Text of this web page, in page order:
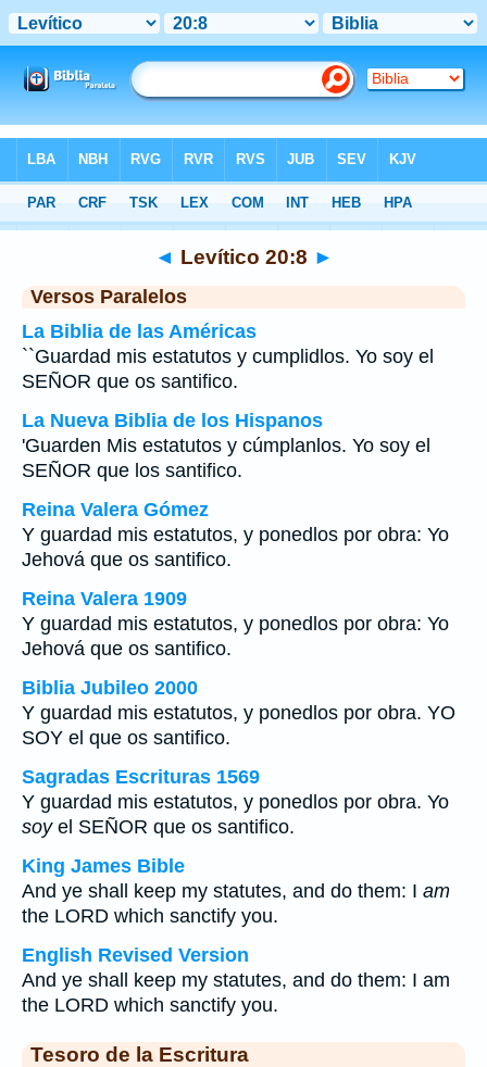
>Levítico Capítulo 20 > Verso 8
◄ Levítico 20:8 ►
Versos Paralelos
La Biblia de las Américas
``Guardad mis estatutos y cumplidlos. Yo soy el
SEÑOR que os santifico.
La Nueva Biblia de los Hispanos
'Guarden Mis estatutos y cúmplanlos. Yo soy el
SEÑOR que los santifico.
Reina Valera Gómez
Y guardad mis estatutos, y ponedlos por obra: Yo
Jehová que os santifico.
Reina Valera 1909
Y guardad mis estatutos, y ponedlos por obra: Yo
Jehová que os santifico.
Biblia Jubileo 2000
Y guardad mis estatutos, y ponedlos por obra. YO
SOY el que os santifico.
Sagradas Escrituras 1569
Y guardad mis estatutos, y ponedlos por obra. Yo
soyel SEÑOR que os santifico.
King James Bible
And ye shall keep my statutes, and do them: I am
the LORD which sanctify you.
English Revised Version
And ye shall keep my statutes, and do them: I am
the LORD which sanctify you.
Tesoro de la Escritura